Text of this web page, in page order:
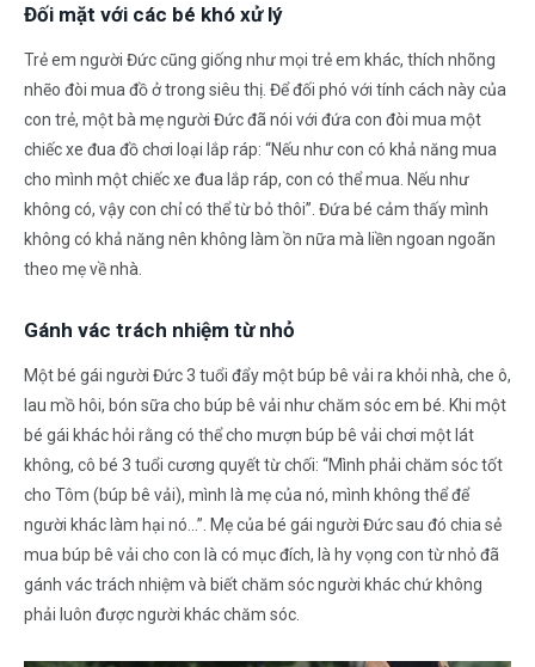
Đối mặt với các bé khó xử lý
Trẻ em người Đức cũng giống như mọi trẻ em khác, thích nhõng
nhẽo đòi mua đồ ở trong siêu thị. Để đối phó với tính cách này của
con trẻ, một bà mẹ người Đức đã nói với đứa con đòi mua một
chiếc xe đua đồ chơi loại lắp ráp: “Nếu như con có khả năng mua
cho mình một chiếc xe đua lắp ráp, con có thể mua. Nếu như
không có, vậy con chỉ có thể từ bỏ thôi”. Đứa bé cảm thấy mình
không có khả năng nên không làm ồn nữa mà liền ngoan ngoãn
theo mẹ về nhà.
Gánh vác trách nhiệm từ nhỏ
Một bé gái người Đức 3 tuổi đẩy một búp bê vải ra khỏi nhà, che ô,
lau mồ hôi, bón sữa cho búp bê vải như chăm sóc em bé. Khi một
bé gái khác hỏi rằng có thể cho mượn búp bê vải chơi một lát
không, cô bé 3 tuổi cương quyết từ chối: “Mình phải chăm sóc tốt
cho Tôm (búp bê vải), mình là mẹ của nó, mình không thể để
người khác làm hại nó…”. Mẹ của bé gái người Đức sau đó chia sẻ
mua búp bê vải cho con là có mục đích, là hy vọng con từ nhỏ đã
gánh vác trách nhiệm và biết chăm sóc người khác chứ không
phải luôn được người khác chăm sóc.